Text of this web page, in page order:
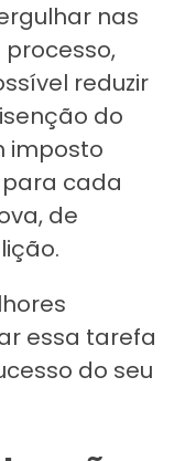
nas
reduzir
do
imposto
cada
de
essa tarefa
do seu